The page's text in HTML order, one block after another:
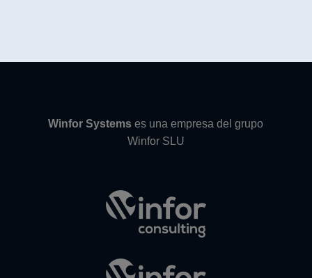
Winfor Systems es una empresa del grupo
Winfor SLU